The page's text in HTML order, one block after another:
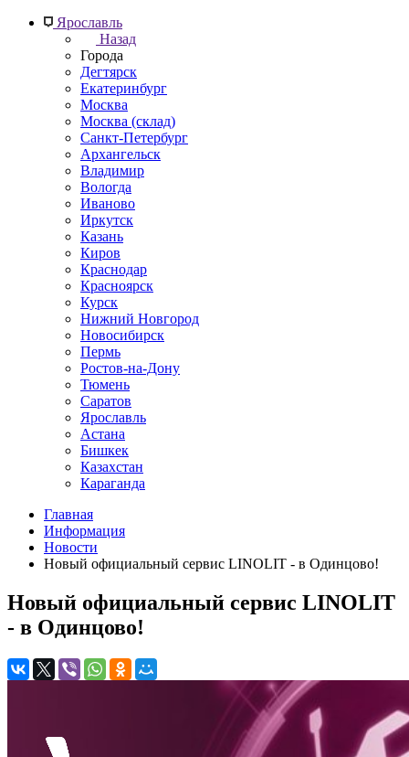
Ярославль
Назад
Города
Дегтярск
Екатеринбург
Москва
Москва (склад)
Санкт-Петербург
Архангельск
Владимир
Вологда
Иваново
Иркутск
Казань
Киров
Краснодар
Красноярск
Курск
Нижний Новгород
Новосибирск
Пермь
Ростов-на-Дону
Тюмень
Саратов
Ярославль
Астана
Бишкек
Казахстан
Караганда
Главная
Информация
Новости
Новый официальный сервис LINOLIT - в Одинцово!
Новый официальный сервис LINOLIT
- в Одинцово!